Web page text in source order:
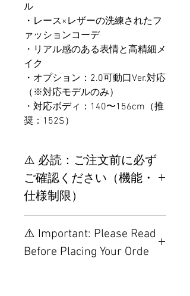
ル
・レース×レザーの洗練されたフ
ァッションコーデ
・リアル感のある表情と高精細メ
イク
・オプション：2.0可動口Ver.対応
（※対応モデルのみ）
・対応ボディ：140〜156cm（推
奨：152S）
⚠️ 必読：ご注文前に必ず
ご確認ください（機能・
仕様制限）
置制限について
その他の配置はTPEに関連し
⚠️ Important: Please Read
Before Placing Your Orde